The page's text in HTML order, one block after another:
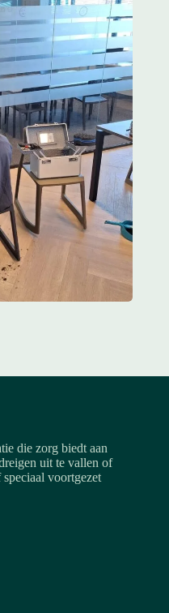
die zorg biedt aan
uit te vallen of
voortgezet